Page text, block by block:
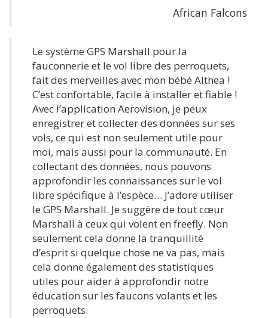
African Falcons
Le système GPS Marshall pour la
fauconnerie et le vol libre des perroquets,
fait des merveilles avec mon bébé Althea !
C’est confortable, facile à installer et fiable !
Avec l’application Aerovision, je peux
enregistrer et collecter des données sur ses
vols, ce qui est non seulement utile pour
moi, mais aussi pour la communauté. En
collectant des données, nous pouvons
approfondir les connaissances sur le vol
libre spécifique à l’espèce… J’adore utiliser
le GPS Marshall. Je suggère de tout cœur
Marshall à ceux qui volent en freefly. Non
seulement cela donne la tranquillité
d’esprit si quelque chose ne va pas, mais
cela donne également des statistiques
utiles pour aider à approfondir notre
éducation sur les faucons volants et les
perroquets.